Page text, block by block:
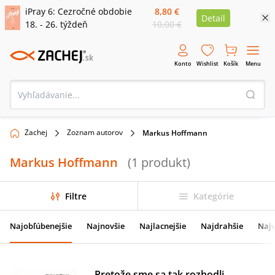
iPray 6: Cezročné obdobie
18. - 26. týždeň
8,80 €
10,00 €
Detail
Konto Wishlist Košík Menu
Zachej Zoznam autorov Markus Hoffmann
Markus Hoffmann (1 produkt)
Filtre Kategórie
Najobľúbenejšie Najnovšie Najlacnejšie Najdrahšie